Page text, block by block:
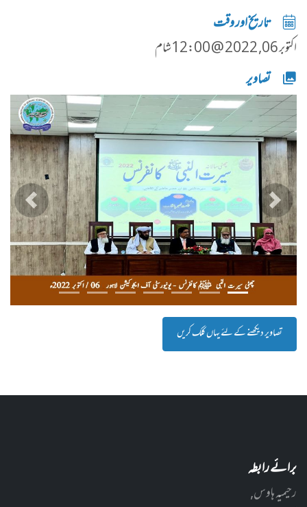
تاریخ اور وقت
اکتوبر 06, 2022 @ 12:00شام
تصاویر
پچھلا اگلا
تصاویر دیکھنے کے لئے یہاں کلک کریں
برائے رابطہ
رحیمیہ ہاوس,